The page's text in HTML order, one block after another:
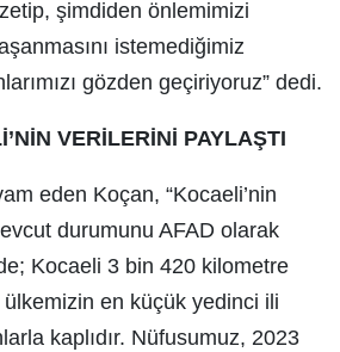
şimdiden önlemimizi
istemediğimiz
gözden geçiriyoruz” dedi.
VERİLERİNİ PAYLAŞTI
eden Koçan, “Kocaeli’nin
durumunu AFAD olarak
Kocaeli 3 bin 420 kilometre
en küçük yedinci ili
kaplıdır. Nüfusumuz, 2023